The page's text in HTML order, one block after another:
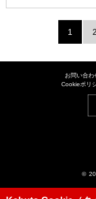
1 2
お問い合わ
Cookieポリ
©